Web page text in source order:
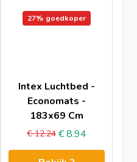
27% goedkoper
Intex Luchtbed -
Economats -
183x69 Cm
€ 12.24 € 8.94